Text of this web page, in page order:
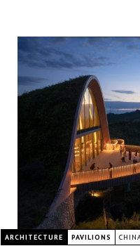
ARCHITECTURE PAVILIONS